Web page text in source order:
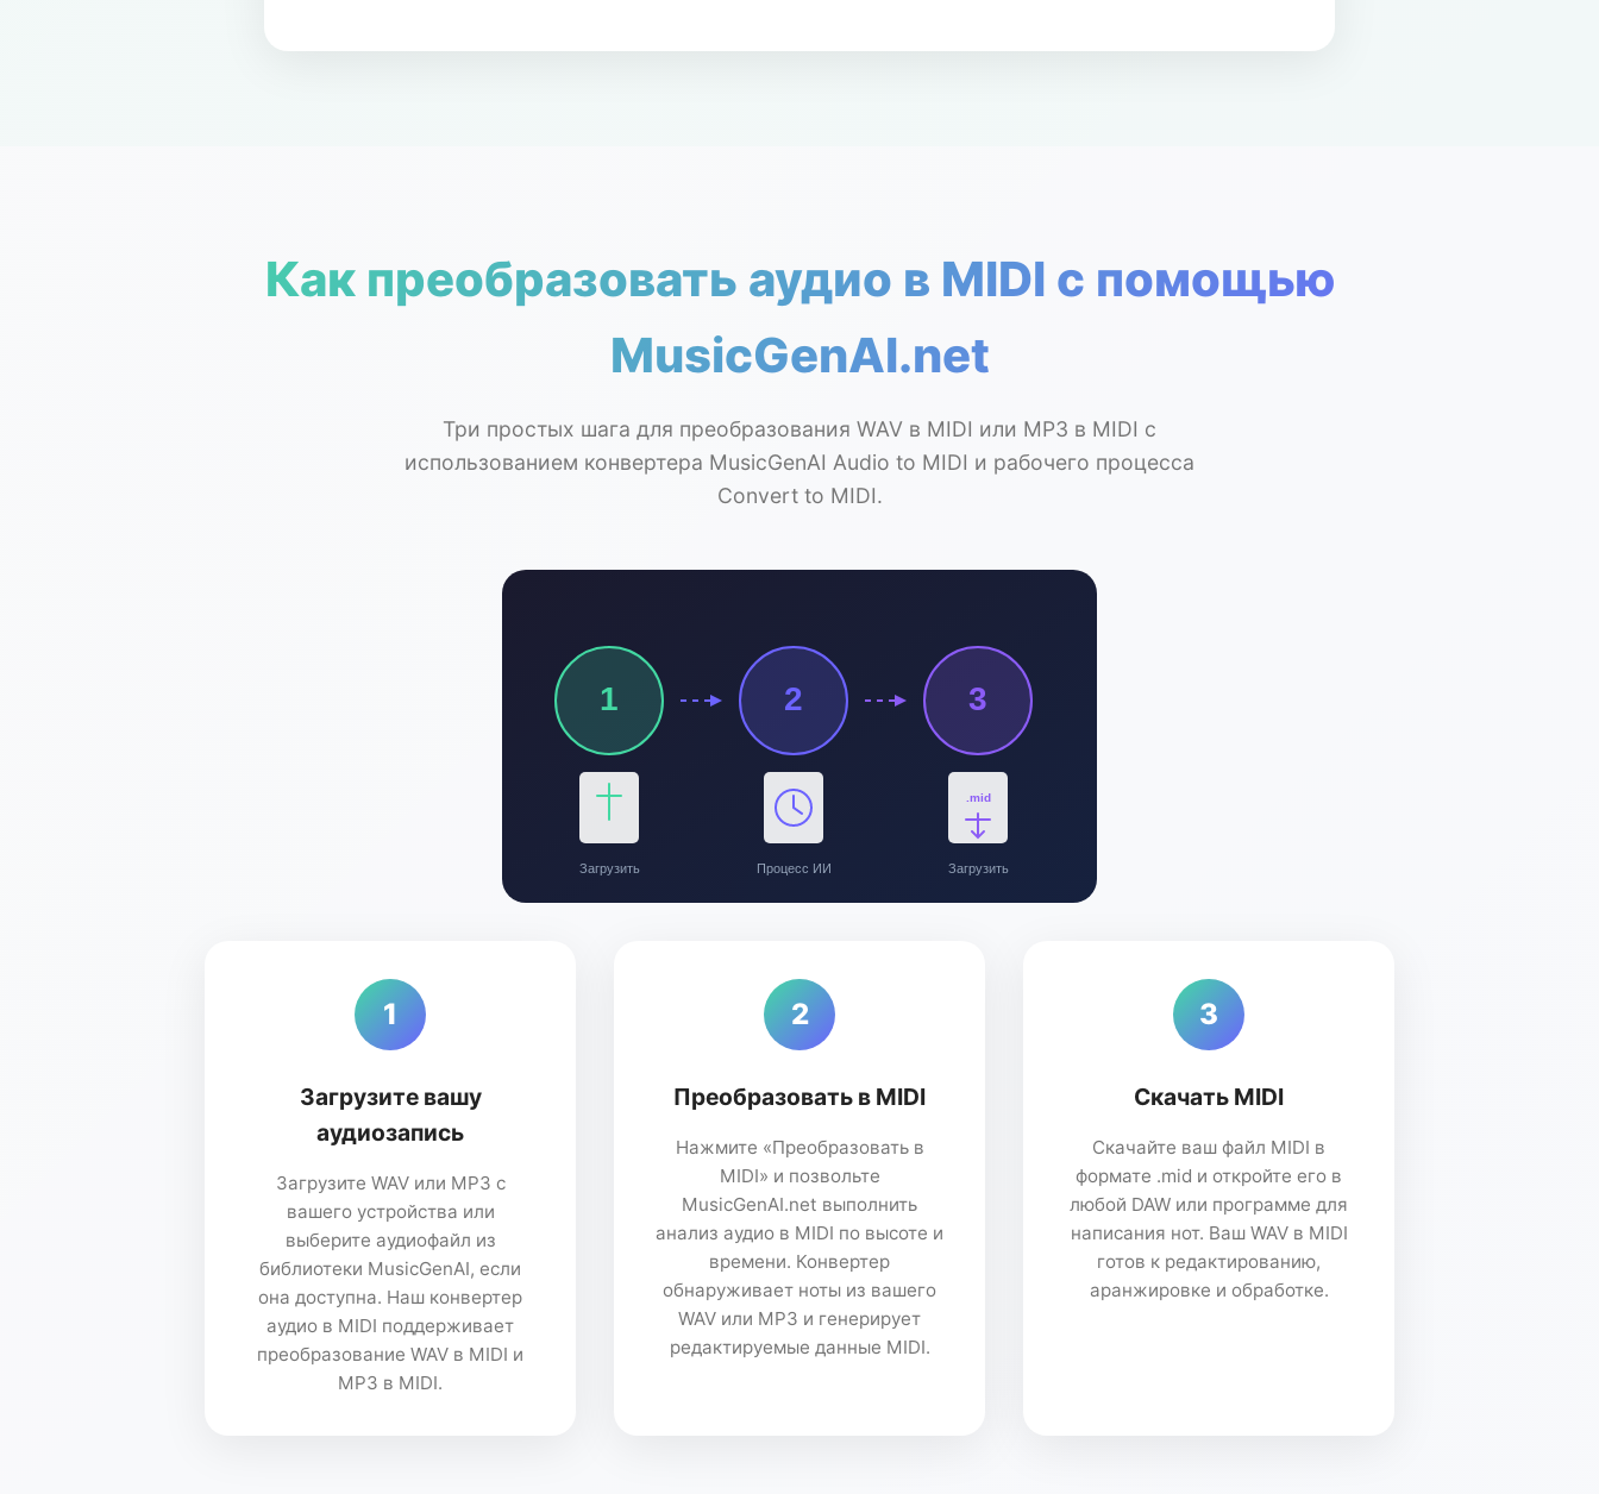
Как преобразовать аудио в MIDI с помощью
MusicGenAI.net
Три простых шага для преобразования WAV в MIDI или MP3 в MIDI с
использованием конвертера MusicGenAI Audio to MIDI и рабочего процесса
Convert to MIDI.
1
Загрузить
2
Процесс ИИ
3
.mid
Загрузить
1
Загрузите вашу
аудиозапись
Загрузите WAV или MP3 с
вашего устройства или
выберите аудиофайл из
библиотеки MusicGenAI, если
она доступна. Наш конвертер
аудио в MIDI поддерживает
преобразование WAV в MIDI и
MP3 в MIDI.
2
Преобразовать в MIDI
Нажмите «Преобразовать в
MIDI» и позвольте
MusicGenAI.net выполнить
анализ аудио в MIDI по высоте и
времени. Конвертер
обнаруживает ноты из вашего
WAV или MP3 и генерирует
редактируемые данные MIDI.
3
Скачать MIDI
Скачайте ваш файл MIDI в
формате .mid и откройте его в
любой DAW или программе для
написания нот. Ваш WAV в MIDI
готов к редактированию,
аранжировке и обработке.